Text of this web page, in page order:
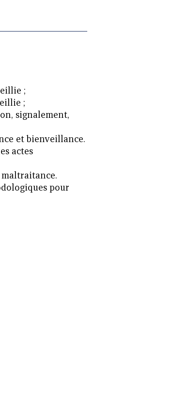
;
;
signalement,
et bienveillance.
actes
pour